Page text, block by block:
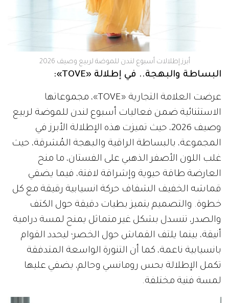
أبرز إطلالات أسبوع لندن للموضة لربيع وصيف 2026
البساطة والبهجة.. في إطلالة «TOVE»:
عرضت العلامة التجارية «TOVE»، مجموعاتها
الاستثنائية ضمن فعاليات أسبوع لندن للموضة لربيع
وصيف 2026، حيث تميزت هذه الإطلالة الأبرز في
المجموعة، بالبساطة الراقية والبهجة المُشرقة، حيث
غلب اللون الأصفر الذهبي على الفستان، ما منح
العارضة طاقة حيوية وإشراقة لافتة، فيما يضفي
قماشه الخفيف الشفاف حركة انسيابية رقيقة مع كل
خطوة. والتصميم يتميز بطيات دقيقة حول الكتف
والصدر، تنسدل بشكل غير متماثل يمنح لمسة درامية
أنيقة، بينما يلتف القماش حول الخصر؛ ليحدد القوام
بانسيابية ناعمة، كما أن التنورة الواسعة المتدفقة
تكمل الإطلالة بحس رومانسي وحالم، يضفي عليها
لمسة فنية مختلفة.